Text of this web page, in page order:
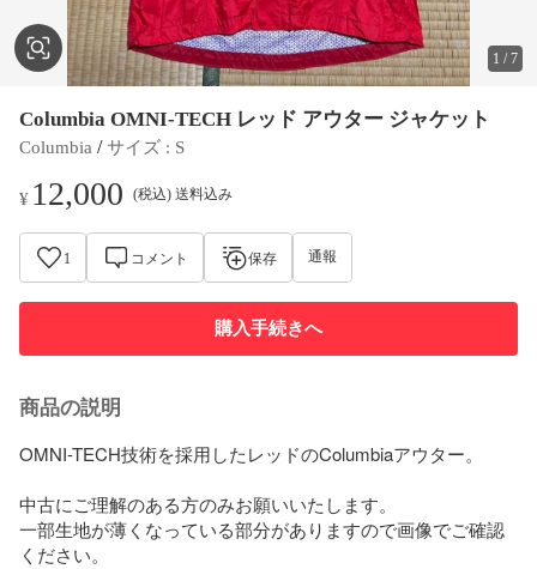
1 /7
Columbia OMNI-TECH レッド アウター ジャケット
Columbia / サイズ : S
¥ 12,000 (税込) 送料込み
1 コメント 保存 通報
購入手続きへ
商品の説明
OMNI-TECH技術を採用したレッドのColumbiaアウター。
中古にご理解のある方のみお願いいたします。
一部生地が薄くなっている部分がありますので画像でご確認
ください。